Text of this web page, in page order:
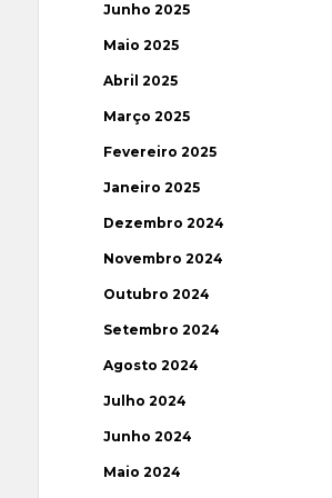
Junho 2025
Maio 2025
Abril 2025
Março 2025
Fevereiro 2025
Janeiro 2025
Dezembro 2024
Novembro 2024
Outubro 2024
Setembro 2024
Agosto 2024
Julho 2024
Junho 2024
Maio 2024